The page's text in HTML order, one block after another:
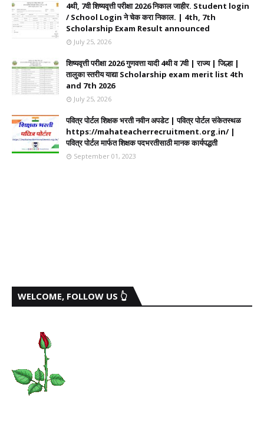
4थी, 7वी शिष्यवृत्ती परीक्षा 2026 निकाल जाहीर. Student login
/ School Login ने चेक करा निकाल. | 4th, 7th
Scholarship Exam Result announced
July 25, 2026
शिष्यवृत्ती परीक्षा 2026 गुणवत्ता यादी 4थी व 7वी | राज्य | जिल्हा |
तालुका स्तरीय याद्या Scholarship exam merit list 4th
and 7th 2026
July 25, 2026
पवित्र पोर्टल शिक्षक भरती नवीन अपडेट | पवित्र पोर्टल संकेतस्थळ
https://mahateacherrecruitment.org.in/ |
पवित्र पोर्टल मार्फत शिक्षक पदभरतीसाठी मानक कार्यपद्धती
September 01, 2023
WELCOME, FOLLOW US 👆